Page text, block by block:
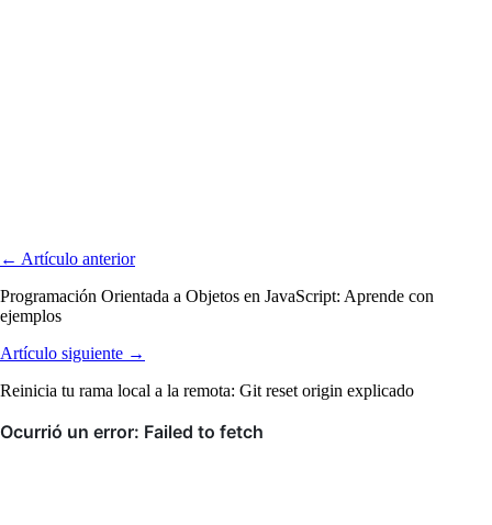
← Artículo anterior
Programación Orientada a Objetos en JavaScript: Aprende con
ejemplos
Artículo siguiente →
Reinicia tu rama local a la remota: Git reset origin explicado